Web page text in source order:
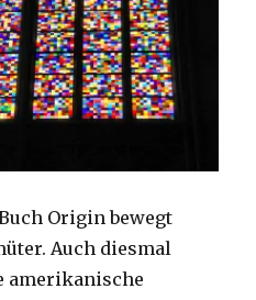
Origin bewegt
Auch diesmal
amerikanische